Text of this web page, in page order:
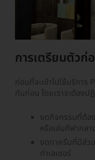
การเตรียมตัวก่
ก่อนที่จะเข้าไปใช้บริกา
กันก่อน โดยเราจะต้อง
งดกิจกรรมที่ต้อง
หรือเล่นกีฬากล
งดทาครีมที่มีส่ว
ทำเลเซอร์